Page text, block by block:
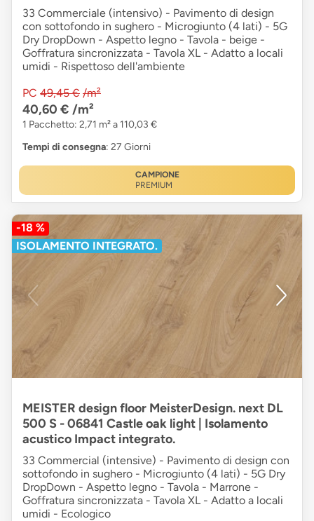
33 Commerciale (intensivo) - Pavimento di design
con sottofondo in sughero - Microgiunto (4 lati) - 5G
Dry DropDown - Aspetto legno - Tavola - beige -
Goffratura sincronizzata - Tavola XL - Adatto a locali
umidi - Rispettoso dell'ambiente
PC 49,45 € /m²
40,60 € /m²
1 Pacchetto: 2,71 m² a 110,03 €
Tempi di consegna: 27 Giorni
CAMPIONE
PREMIUM
-18 %
ISOLAMENTO INTEGRATO.
MEISTER design floor MeisterDesign. next DL
500 S - 06841 Castle oak light | Isolamento
acustico Impact integrato.
33 Commercial (intensive) - Pavimento di design con
sottofondo in sughero - Microgiunto (4 lati) - 5G Dry
DropDown - Aspetto legno - Tavola - Marrone -
Goffratura sincronizzata - Tavola XL - Adatto a locali
umidi - Ecologico